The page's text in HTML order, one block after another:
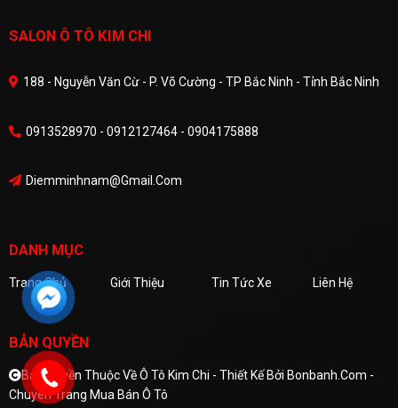
SALON Ô TÔ KIM CHI
188 - Nguyễn Văn Cừ - P. Võ Cường - TP Bắc Ninh - Tỉnh Bắc Ninh
0913528970 - 0912127464 - 0904175888
Diemminhnam@gmail.com
DANH MỤC
Trang Chủ Giới Thiệu Tin Tức Xe Liên Hệ
BẢN QUYỀN
Bản Quyền Thuộc Về Ô Tô Kim Chi - Thiết Kế Bởi Bonbanh.com -
Chuyên Trang Mua Bán Ô Tô